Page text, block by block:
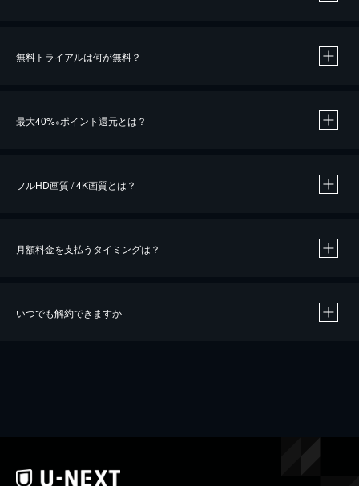
無料トライアルは何が無料？
最大40%※ポイント還元とは？
※40％ポイント還元の対象は、クレジットカード決済による作品の購入 / レンタルです。
フルHD画質 / 4K画質とは？
月額料金を支払うタイミングは？
いつでも解約できますか